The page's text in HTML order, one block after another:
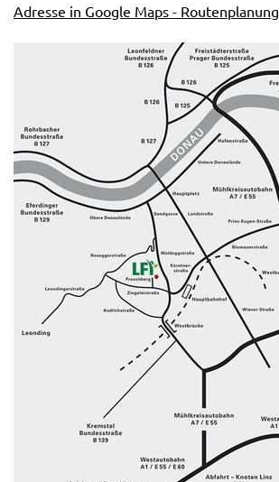
Adresse in Google Maps - Routenplanung